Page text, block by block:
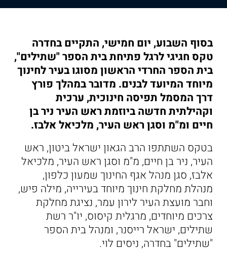
בסוף השבוע, יום חמישי, התקיים בחדרה
טקס חגיגי לרגל פתיחת בית הספר "שתילים",
בית הספר החרדי הראשון מסוגו בעיר לחינוך
מיוחד המיועד לבנים. מדובר במהלך פורץ
דרך המסמל תפיסה חינוכית, ערכית
וקהילתית חדשה ביוזמת ראש העיר ניר בן
חיים ומ"מ וסגן ראש העיר, מלכיאל אלבז.
בטקס השתתפו הרב הגאון ישראל ביטון, ראש
העיר, ניר בן חיים, מ"מ וסגן ראש העיר, מלכיאל
אלבז, סגן מנהל אגף החינוך שמעון כלפון,
מנהלת מחלקת חינוך מיוחד בעירייה, מילה פיש,
וחבר מועצת העיר לירון עמר, נציגת מחלקת
צרכים מיוחדים, מרגלית קיסוס, יו"ר רשת
שתילים, ישראל רייסנר, ומנהל בית הספר
"שתילים" בחדרה, ניסים לוי.
תל אביב